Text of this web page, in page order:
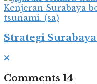
Strategi
Comments 14